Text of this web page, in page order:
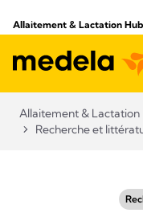
Allaitement & Lactation Hub​
Allaitement & Lactation
Recherche et